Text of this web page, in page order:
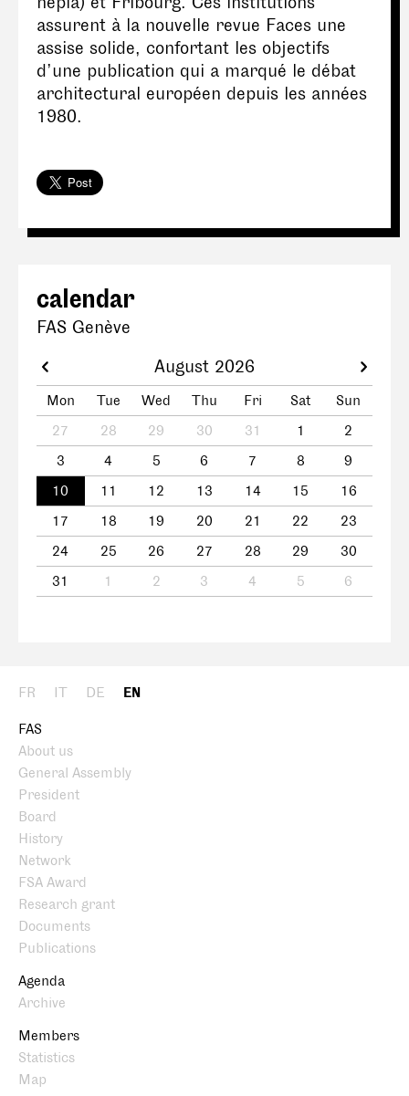
assurent à la nouvelle revue Faces une
assise solide, confortant les objectifs
d’une publication qui a marqué le débat
architectural européen depuis les années
1980.
calendar
FAS Genève
August 2026
Mon Tue Wed Thu Fri Sat
Sun
27
28 29 30 31 1
2
3
4 5 6 7 8
9
10
11 12 13 14 15
16
17
18 19 20 21 22
23
24
25 26 27 28 29
30
31
1 2 3 4 5 6
FR IT DE EN
FAS
About us
General Assembly
President
Board
History
Network
FSA Award
Research grant
Documents
Publications
Agenda
Archive
Members
Statistics
Map